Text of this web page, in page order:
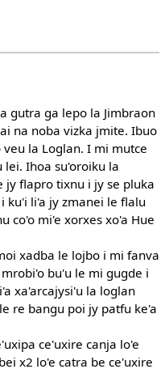
gutra ga lepo la Jimbraon
na noba vizka jmite. Ibuo
la Loglan. I mi mutce
lei. Ihoa su'oroiku la
jy flapro tixnu i jy se pluka
ku'i li'a jy zmanei le flalu
co'o mi'e xorxes xo'a Hue
xadba le lojbo i mi fanva
bu'u le mi gugde i
xa'arcajysi'u la loglan
re bangu poi jy patfu ke'a
ce'uxire canja lo'e
x2 lo'e catra be ce'uxire